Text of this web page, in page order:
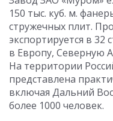
150 тыс. куб. м.
стружечных плит.
экспортируется в 32
в Европу, Северную
На территории
представлена
включая Дальний
более 1000 человек.